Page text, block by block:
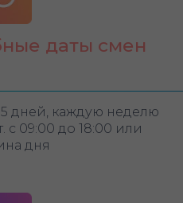
дней, каждую неделю
с 09:00 до 18:00 или
дня
даты смен